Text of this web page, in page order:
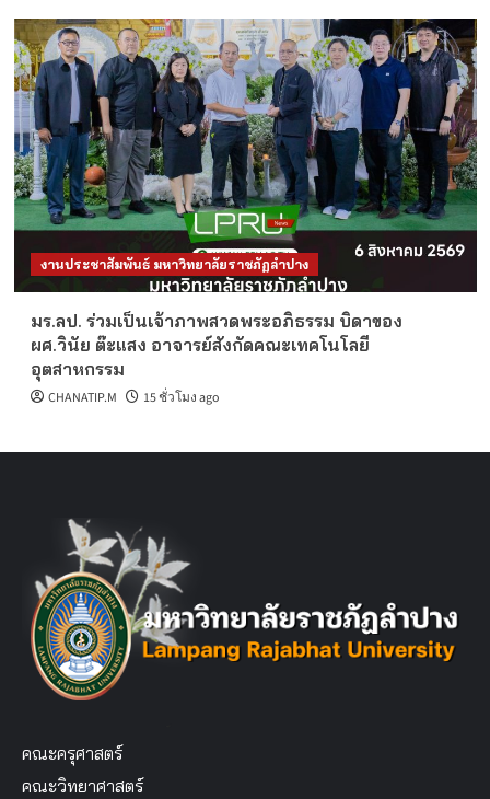
งานประชาสัมพันธ์ มหาวิทยาลัยราชภัฏลำปาง
มร.ลป. ร่วมเป็นเจ้าภาพสวดพระอภิธรรม บิดาของ
ผศ.วินัย ต๊ะแสง อาจารย์สังกัดคณะเทคโนโลยี
อุตสาหกรรม
CHANATIP.M 15 ชั่วโมง ago
คณะครุศาสตร์
คณะวิทยาศาสตร์